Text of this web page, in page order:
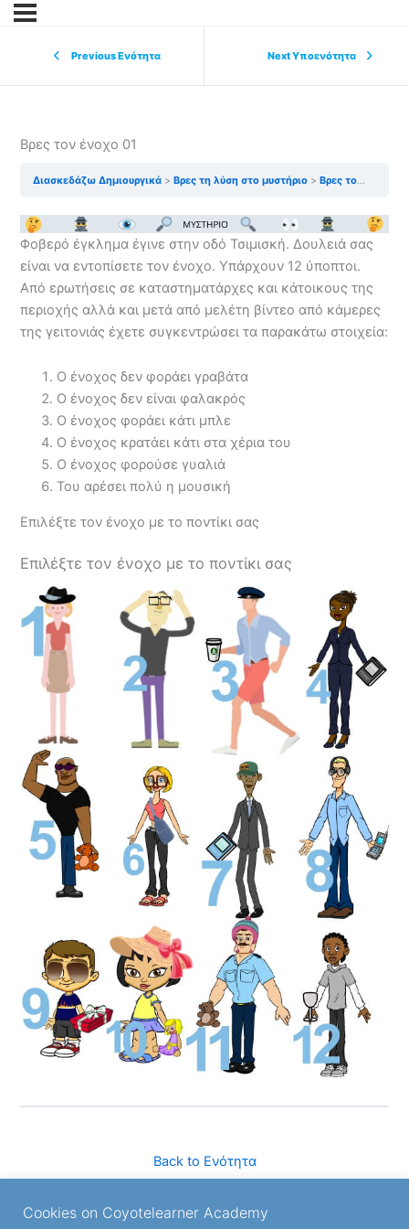
Previous Ενότητα Next Υποενότητα
Βρες τον ένοχο 01
Διασκεδάζω Δημιουργικά Βρες τη λύση στο μυστήριο Βρες τον ένοχο 01
Φοβερό έγκλημα έγινε στην οδό Τσιμισκή. Δουλειά σας
είναι να εντοπίσετε τον ένοχο. Υπάρχουν 12 ύποπτοι.
Από ερωτήσεις σε καταστηματάρχες και κάτοικους της
περιοχής αλλά και μετά από μελέτη βίντεο από κάμερες
της γειτονιάς έχετε συγκεντρώσει τα παρακάτω στοιχεία:
Ο ένοχος δεν φοράει γραβάτα
Ο ένοχος δεν είναι φαλακρός
Ο ένοχος φοράει κάτι μπλε
Ο ένοχος κρατάει κάτι στα χέρια του
Ο ένοχος φορούσε γυαλιά
Του αρέσει πολύ η μουσική
Επιλέξτε τον ένοχο με το ποντίκι σας
Επιλέξτε τον ένοχο με το ποντίκι σας
Back to Ενότητα
Cookies on Coyotelearner Academy